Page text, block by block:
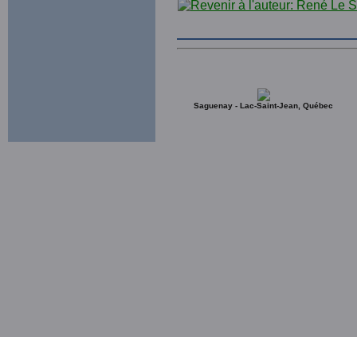
Saguenay - Lac-Saint-Jean, Québec